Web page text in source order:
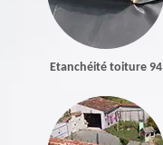
Etanchéité toiture 94